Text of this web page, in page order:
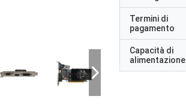
Termini di
pagamento
Capacità di
alimentazione